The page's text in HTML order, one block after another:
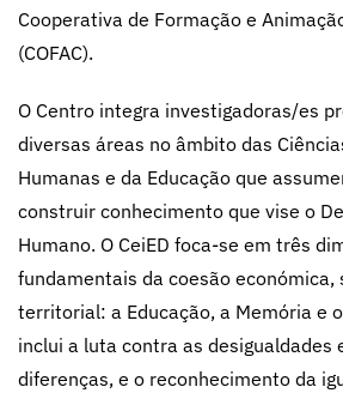
Cooperativa de Formação e
(COFAC).
O Centro integra investigadoras/es
diversas áreas no âmbito das
Humanas e da Educação que
construir conhecimento que vise o
Humano. O CeiED foca-se em três
fundamentais da coesão económica,
territorial: a Educação, a Memória e
inclui a luta contra as desigualdades
diferenças, e o reconhecimento da